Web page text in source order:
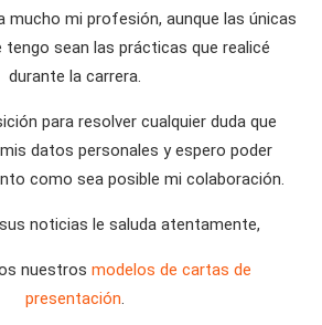
mucho mi profesión, aunque las únicas
tengo sean las prácticas que realicé
durante la carrera.
para resolver cualquier duda que
datos personales y espero poder
como sea posible mi colaboración.
noticias le saluda atentamente,
nuestros modelos de cartas de
presentación.